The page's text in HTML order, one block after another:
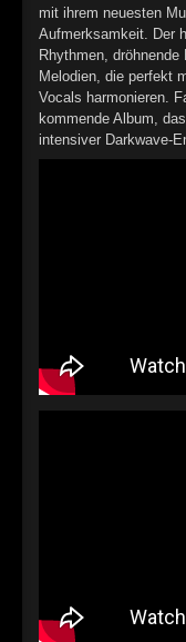
►
►
►
►
►
►
►
mit ihrem neuesten
Aufmerksamkeit. Der
Rhythmen,
Melodien, die perfekt
Vocals harmonieren.
kommende Album,
intensiver Darkwave-